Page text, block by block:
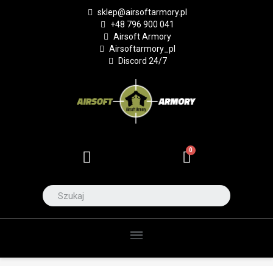
sklep@airsoftarmory.pl
+48 796 900 041
Airsoft Armory
Airsoftarmory_pl
Discord 24/7